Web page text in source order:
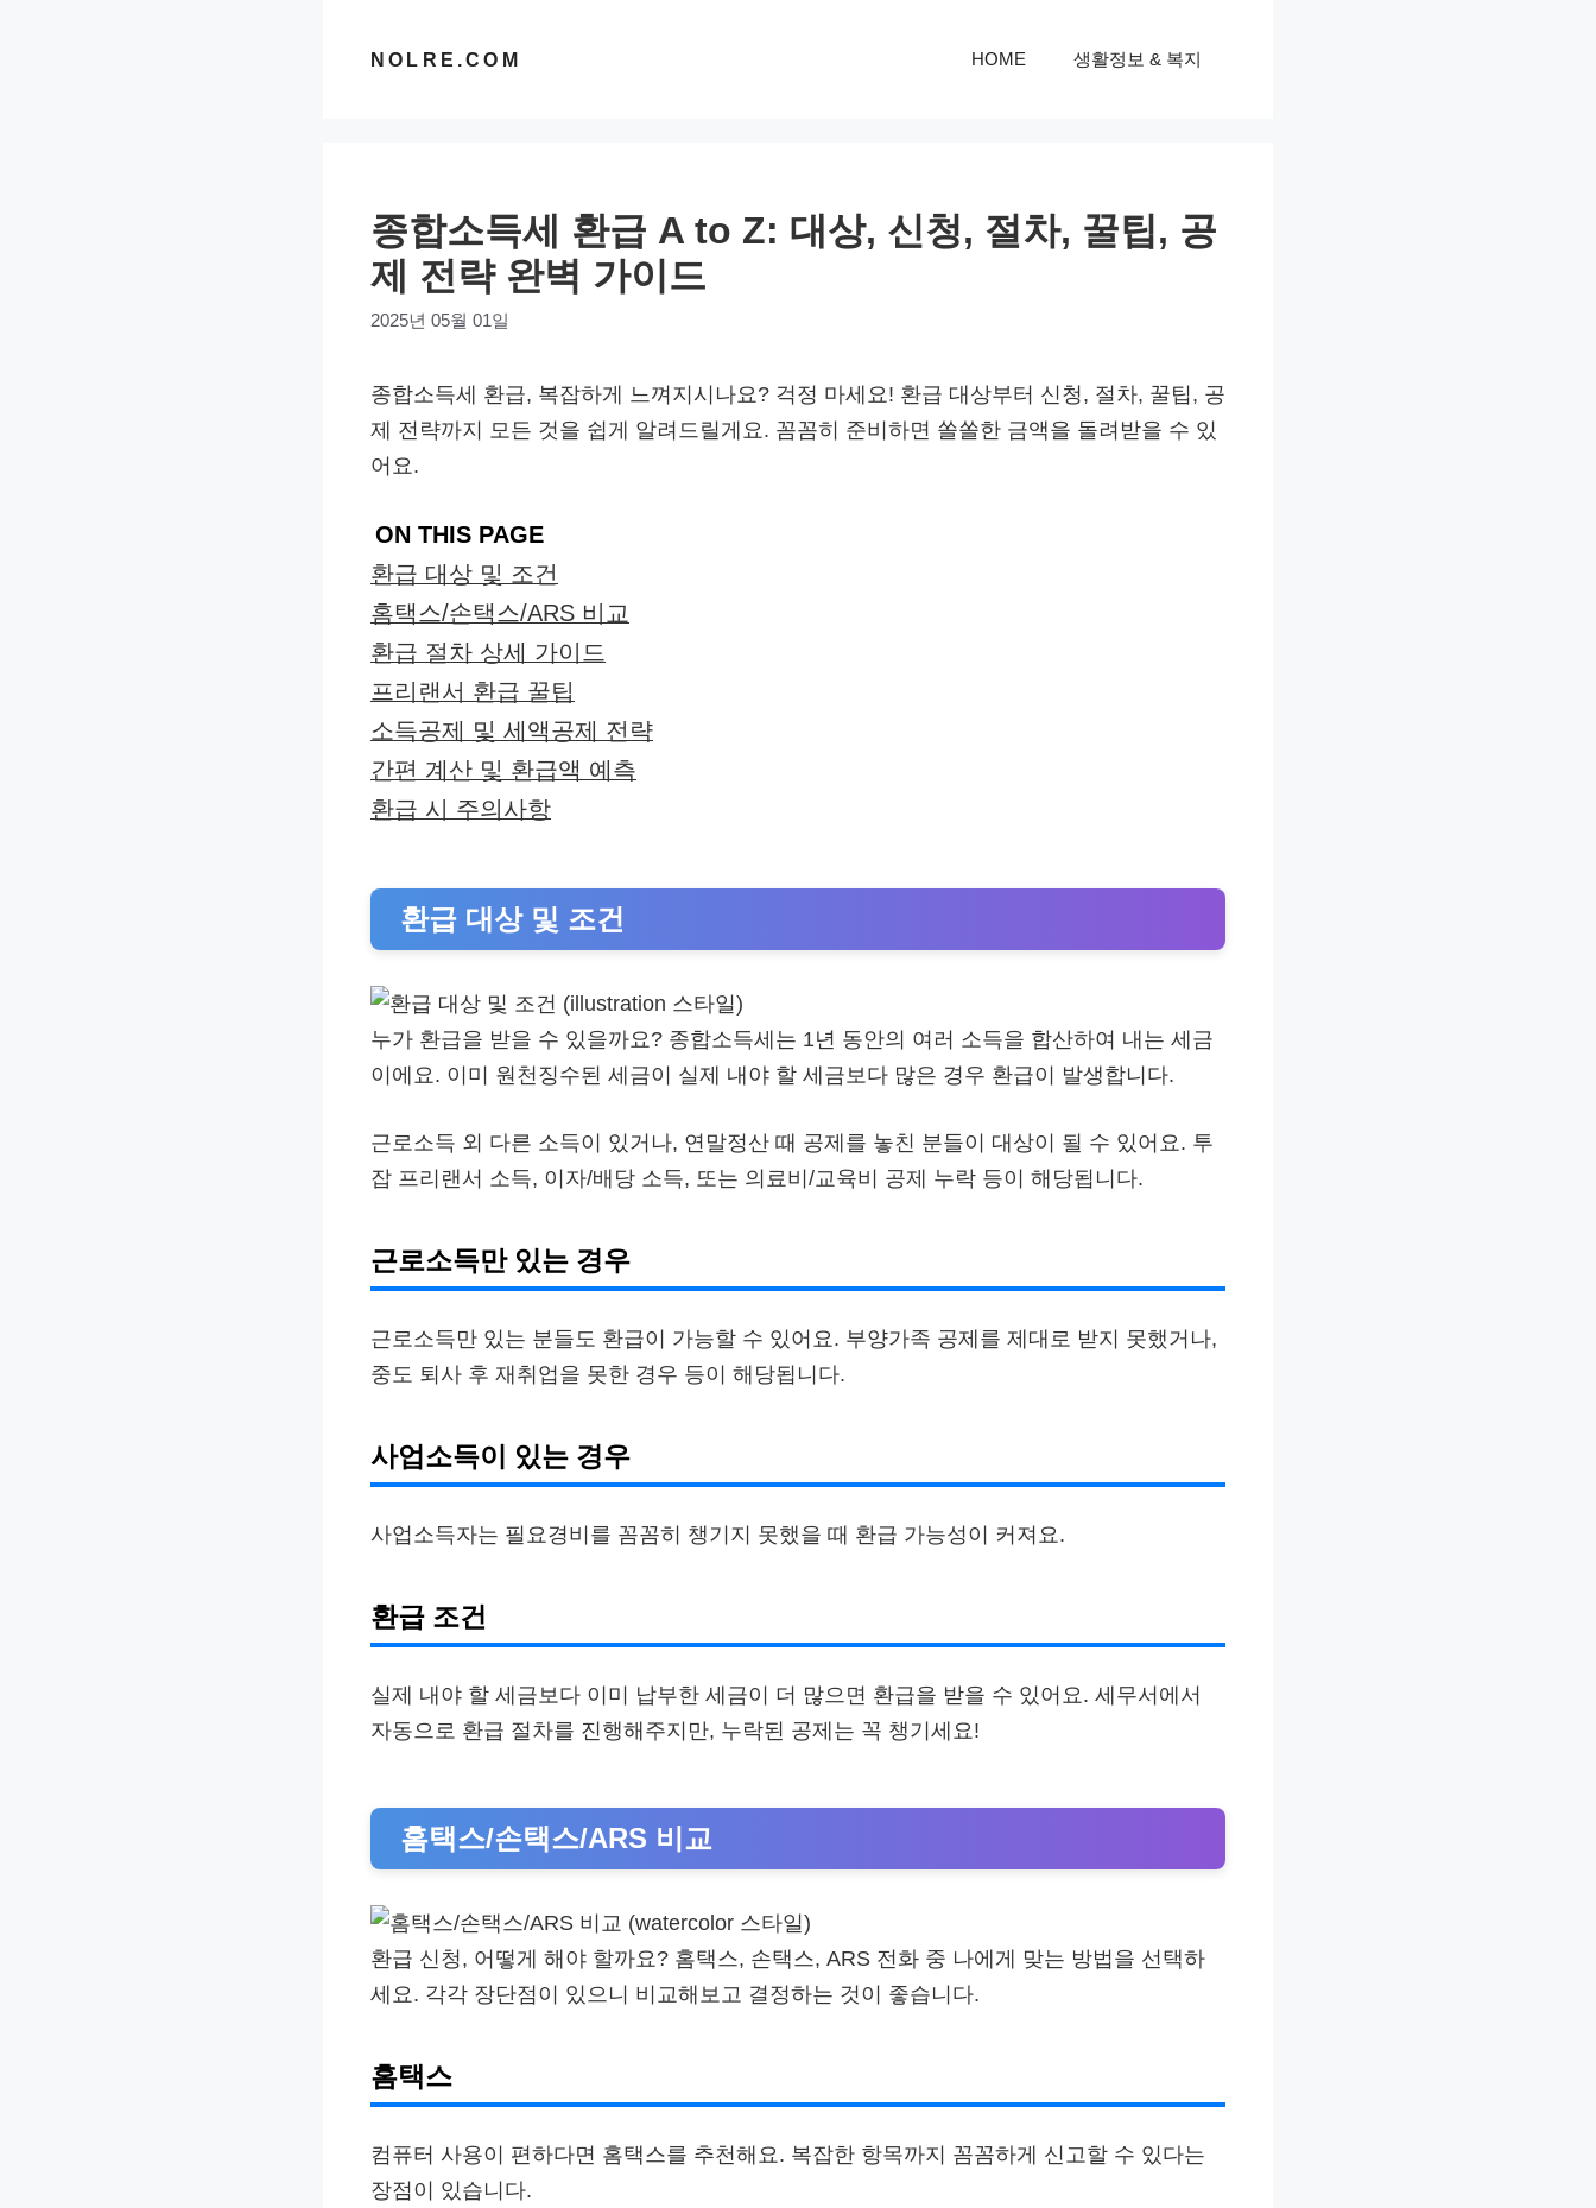
NOLRE.COM HOME 생활정보 & 복지
종합소득세 환급 A to Z: 대상, 신청, 절차, 꿀팁, 공
제 전략 완벽 가이드
2025년 05월 01일
종합소득세 환급, 복잡하게 느껴지시나요? 걱정 마세요! 환급 대상부터 신청, 절차, 꿀팁, 공
제 전략까지 모든 것을 쉽게 알려드릴게요. 꼼꼼히 준비하면 쏠쏠한 금액을 돌려받을 수 있
어요.
ON THIS PAGE
환급 대상 및 조건
홈택스/손택스/ARS 비교
환급 절차 상세 가이드
프리랜서 환급 꿀팁
소득공제 및 세액공제 전략
간편 계산 및 환급액 예측
환급 시 주의사항
환급 대상 및 조건
누가 환급을 받을 수 있을까요? 종합소득세는 1년 동안의 여러 소득을 합산하여 내는 세금
이에요. 이미 원천징수된 세금이 실제 내야 할 세금보다 많은 경우 환급이 발생합니다.
근로소득 외 다른 소득이 있거나, 연말정산 때 공제를 놓친 분들이 대상이 될 수 있어요. 투
잡 프리랜서 소득, 이자/배당 소득, 또는 의료비/교육비 공제 누락 등이 해당됩니다.
근로소득만 있는 경우
근로소득만 있는 분들도 환급이 가능할 수 있어요. 부양가족 공제를 제대로 받지 못했거나,
중도 퇴사 후 재취업을 못한 경우 등이 해당됩니다.
사업소득이 있는 경우
사업소득자는 필요경비를 꼼꼼히 챙기지 못했을 때 환급 가능성이 커져요.
환급 조건
실제 내야 할 세금보다 이미 납부한 세금이 더 많으면 환급을 받을 수 있어요. 세무서에서
자동으로 환급 절차를 진행해주지만, 누락된 공제는 꼭 챙기세요!
홈택스/손택스/ARS 비교
환급 신청, 어떻게 해야 할까요? 홈택스, 손택스, ARS 전화 중 나에게 맞는 방법을 선택하
세요. 각각 장단점이 있으니 비교해보고 결정하는 것이 좋습니다.
홈택스
컴퓨터 사용이 편하다면 홈택스를 추천해요. 복잡한 항목까지 꼼꼼하게 신고할 수 있다는
장점이 있습니다.